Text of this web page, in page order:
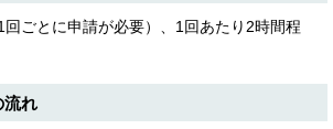
ごとに申請が必要）、1回あたり2時間程
流れ